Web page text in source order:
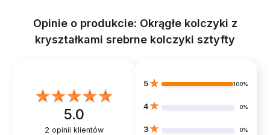
Opinie o produkcie: Okrągłe kolczyki z
kryształkami srebrne kolczyki sztyfty
5.0
2 opinii klientów
5 100%
4 0%
3 0%